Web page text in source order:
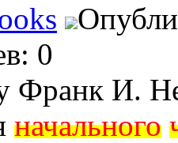
0
Франк И.
начального